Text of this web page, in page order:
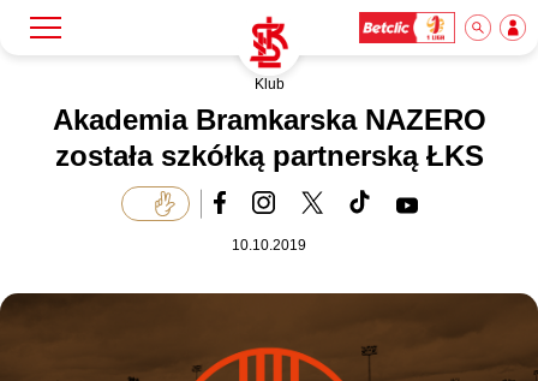
Klub
Klub
Akademia Bramkarska NAZERO
została szkółką partnerską ŁKS
10.10.2019